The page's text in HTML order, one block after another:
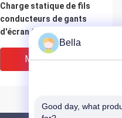
Charge statique de fils
conducteurs de gants
d'écran tactile anti
Meilleur Prix
Bella
Good day, what